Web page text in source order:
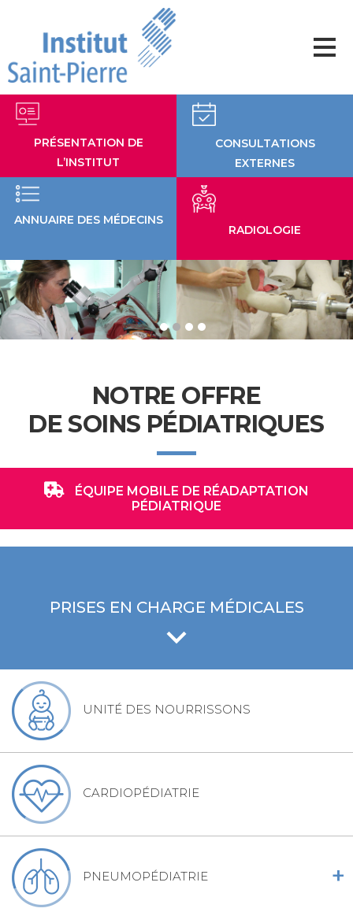
contenu
PRÉSENTATION DE
L’INSTITUT
ANNUAIRE DES MÉDECINS
CONSULTATIONS
EXTERNES
RADIOLOGIE
NOTRE OFFRE
DE SOINS PÉDIATRIQUES
ÉQUIPE MOBILE DE RÉADAPTATION
PÉDIATRIQUE
PRISES EN CHARGE MÉDICALES
UNITÉ DES NOURRISSONS
CARDIOPÉDIATRIE
PNEUMOPÉDIATRIE +